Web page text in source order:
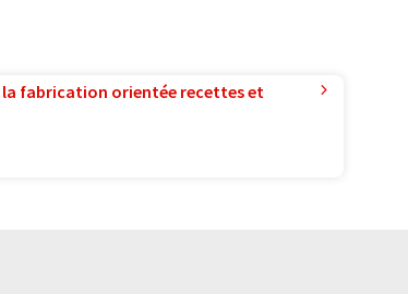
fabrication orientée recettes et